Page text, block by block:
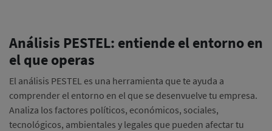
Análisis PESTEL: entiende el entorno en
el que operas
El análisis PESTEL es una herramienta que te ayuda a
comprender el entorno en el que se desenvuelve tu empresa.
Analiza los factores políticos, económicos, sociales,
tecnológicos, ambientales y legales que pueden afectar tu